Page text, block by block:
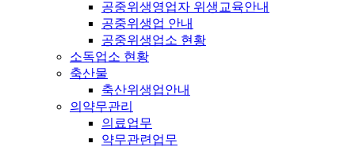
공중위생영업자 위생교육안내
공중위생업 안내
공중위생업소 현황
소독업소 현황
축산물
축산위생업안내
의약무관리
의료업무
약무관련업무